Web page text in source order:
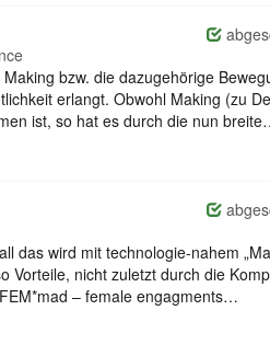
bzw. die dazugehörige
erlangt. Obwohl Making (zu
ist, so hat es durch die nun
das wird mit technologie-nahem
Vorteile, nicht zuletzt durch die
– female engagments…